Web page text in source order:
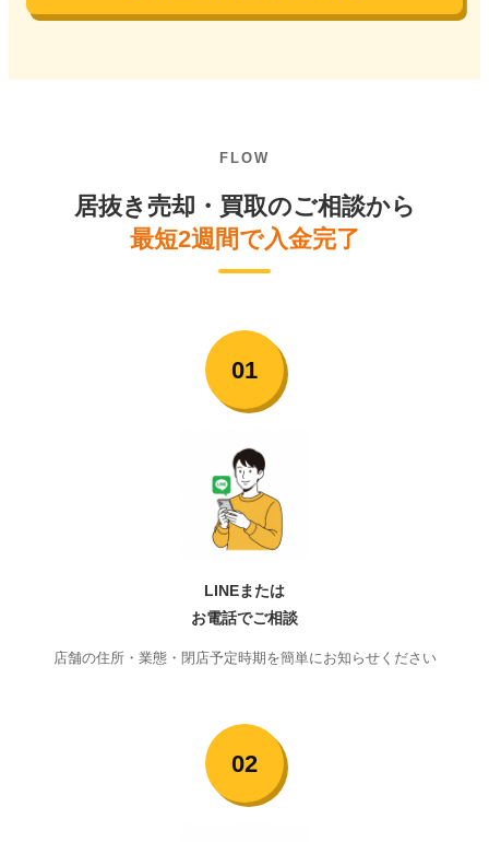
FLOW
居抜き売却・買取のご相談から
最短2週間で入金完了
01
LINEまたは
お電話でご相談
店舗の住所・業態・閉店予定時期を簡単にお知らせください
02